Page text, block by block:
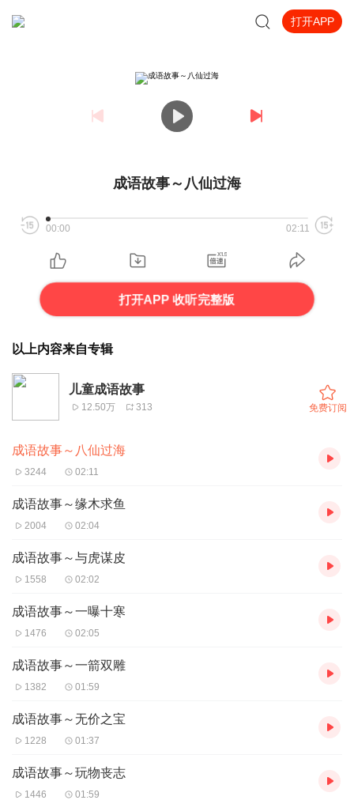
打开APP
成语故事～八仙过海
00:00 02:11
打开APP 收听完整版
以上内容来自专辑
儿童成语故事
12.50万 313 免费订阅
成语故事～八仙过海
3244 02:11
成语故事～缘木求鱼
2004 02:04
成语故事～与虎谋皮
1558 02:02
成语故事～一曝十寒
1476 02:05
成语故事～一箭双雕
1382 01:59
成语故事～无价之宝
1228 01:37
成语故事～玩物丧志
1446 01:59